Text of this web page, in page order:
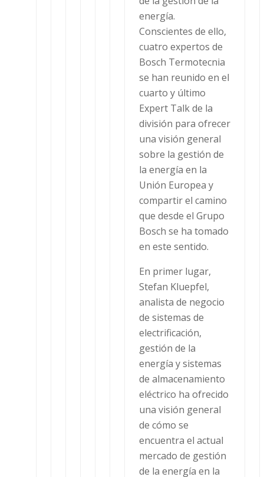
energía.
Conscientes de ello,
cuatro expertos de
Bosch Termotecnia
se han reunido en el
cuarto y último
Expert Talk de la
división para ofrecer
una visión general
sobre la gestión de
la energía en la
Unión Europea y
compartir el camino
que desde el Grupo
Bosch se ha tomado
en este sentido.
En primer lugar,
Stefan Kluepfel,
analista de negocio
de sistemas de
electrificación,
gestión de la
energía y sistemas
de almacenamiento
eléctrico ha ofrecido
una visión general
de cómo se
encuentra el actual
mercado de gestión
de la energía en la